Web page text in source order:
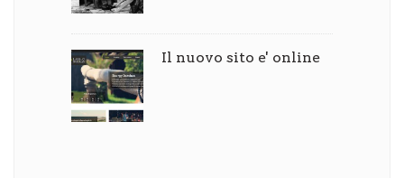
Il nuovo sito e' online